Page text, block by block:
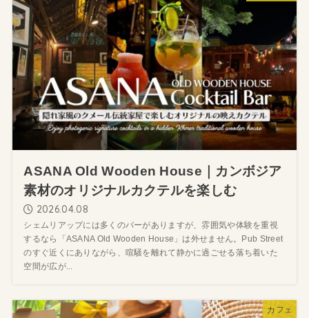
ASANA Old Wooden House｜カンボジア
素材のオリジナルカクテルを楽しむ
2026.04.08
シェムリアップには多くのバーがありますが、雰囲気や体験を重視
するなら「ASANA Old Wooden House」は外せません。Pub Street
のすぐ近くにありながら、喧騒を離れて静かに過ごせる落ち着いた
空間が広が...
カフェ